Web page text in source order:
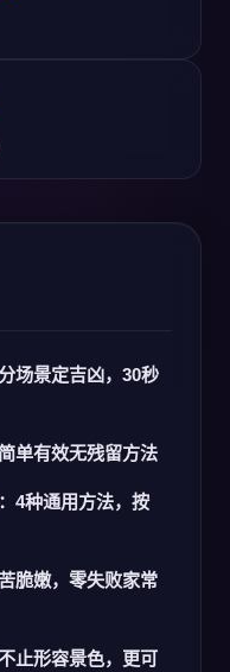
场景定吉凶，30秒
单有效无残留方法
4种通用方法，按
脆嫩，零失败家常
止形容景色，更可